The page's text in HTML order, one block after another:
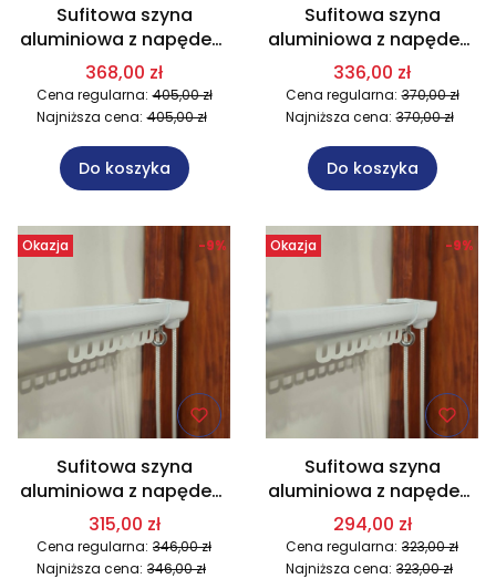
Sufitowa szyna
aluminiowa z napędem
sznurkowym na wymiar
dł. 251-300 cm
368,00 zł
Cena regularna: 405,00 zł
Najniższa cena: 405,00 zł
Do koszyka
Sufitowa szyna
aluminiowa z napędem
sznurkowym na wymiar
dł. 201-250 cm
336,00 zł
Cena regularna: 370,00 zł
Najniższa cena: 370,00 zł
Do koszyka
Okazja
Sufitowa szyna
aluminiowa z napędem
sznurkowym na wymiar
dł. 151-200 cm
315,00 zł
Cena regularna: 346,00 zł
-9%
Najniższa cena: 346,00 zł
Okazja
Sufitowa szyna
aluminiowa z napędem
sznurkowym na wymiar
do dł. 150 cm
294,00 zł
Cena regularna: 323,00 zł
-9%
Najniższa cena: 323,00 zł